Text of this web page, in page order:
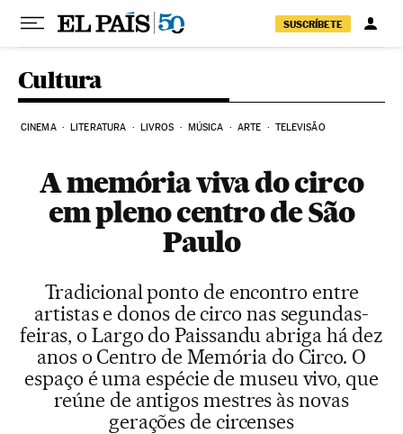
Pular para o conteúdo
SUSCRÍBETE
Cultura
CINEMA LITERATURA LIVROS MÚSICA ARTE TELEVISÃO
A memória viva do circo
em pleno centro de São
Paulo
Tradicional ponto de encontro entre
artistas e donos de circo nas segundas-
feiras, o Largo do Paissandu abriga há dez
anos o Centro de Memória do Circo. O
espaço é uma espécie de museu vivo, que
reúne de antigos mestres às novas
gerações de circenses